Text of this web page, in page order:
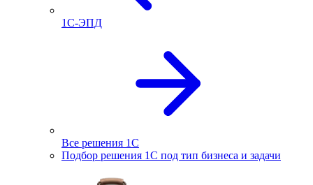
1С-ЭПД
Все решения 1С
Подбор решения 1С под тип бизнеса и задачи